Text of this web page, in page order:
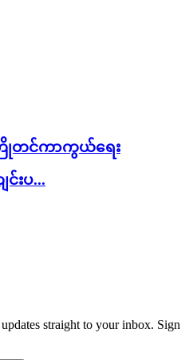
ြိုတင်ကာကွယ်ရေး
းပ...
straight to your inbox. Sign